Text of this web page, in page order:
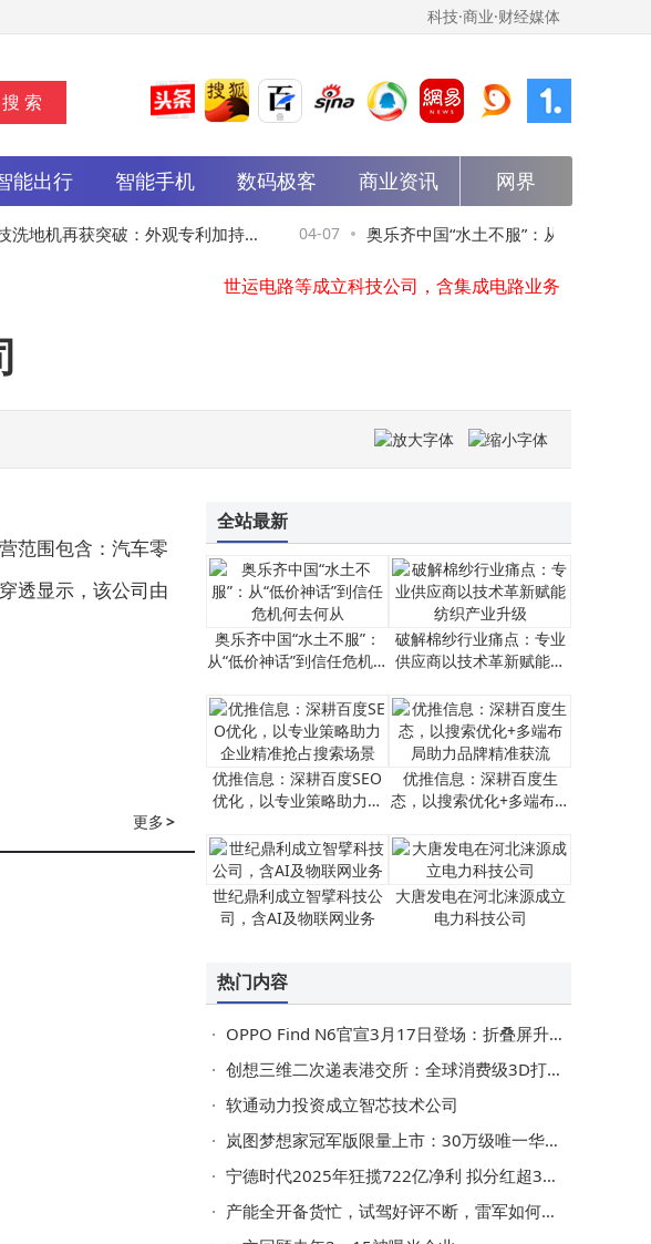
科技·商业·财经媒体
能出行 智能手机 数码极客 商业资讯 网界
地机再获突破：外观专利加持， 04-07 奥乐齐中国“水土不服”：从“低价神话”到
危机何去何从
斑马智行申请注册carclaw商标
石头科技洗地机再获突破：外观专利加持，清洁效率与市场占有率双提升
世纪鼎利成立智擘科技公司，含AI及物联网业务
大唐发电在河北涞源成立电力科技公司
方直科技成立新公司，含智能机器人研发业务
杰华特在北京成立微电子技术公司
华体科技等在内蒙古成立数字能源技术公司
范围包含：汽车零
透显示，该公司由
更多>
全站最新
奥乐齐中国“水土不服”：
从“低价神话”到信任危机何
破解棉纱行业痛点：专业
供应商以技术革新赋能纺
优推信息：深耕百度SEO
优化，以专业策略助力企
优推信息：深耕百度生
态，以搜索优化+多端布局
世纪鼎利成立智擘科技公
司，含AI及物联网业务
大唐发电在河北涞源成立
电力科技公司
热门内容
OPPO Find N6官宣3月17日登场：折叠屏升级+旗舰配置，起售价或8999元
创想三维二次递表港交所：全球消费级3D打印市场领先，近年利润波动引关注
软通动力投资成立智芯技术公司
岚图梦想家冠军版限量上市：30万级唯一华为智驾MPV，续航超1400km
宁德时代2025年狂揽722亿净利 拟分红超315亿 储能成新增长极
产能全开备货忙，试驾好评不断，雷军如何让小米SU7交付“加速跑”？